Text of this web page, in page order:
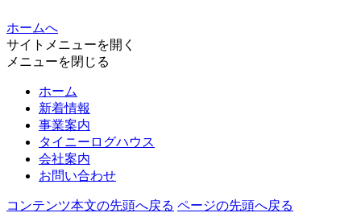
ホームへ
サイトメニューを開く
メニューを閉じる
ホーム
新着情報
事業案内
タイニーログハウス
会社案内
お問い合わせ
コンテンツ本文の先頭へ戻る ページの先頭へ戻る